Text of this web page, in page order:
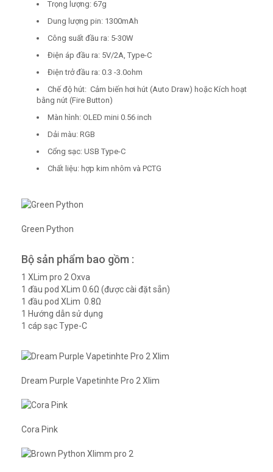
Trọng lượng: 67g
Dung lượng pin: 1300mAh
Công suất đầu ra: 5-30W
Điện áp đầu ra: 5V/2A, Type-C
Điện trở đầu ra: 0.3 -3.0ohm
Chế độ hút: Cảm biến hơi hút (Auto Draw) hoặc Kích hoạt
bằng nút (Fire Button)
Màn hình: OLED mini 0.56 inch
Dải màu: RGB
Cổng sạc: USB Type-C
Chất liệu: hợp kim nhôm và PCTG
Green Python
Bộ sản phẩm bao gồm :
1 XLim pro 2 Oxva
1 đầu pod XLim 0.6Ω (được cài đặt sẵn)
1 đầu pod XLim 0.8Ω
1 Hướng dẫn sử dụng
1 cáp sạc Type-C
Dream Purple Vapetinhte Pro 2 Xlim
Cora Pink